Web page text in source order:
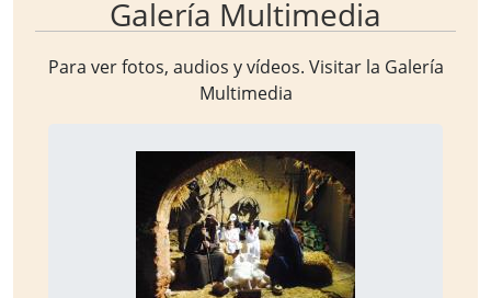
Galería Multimedia
Para ver fotos, audios y vídeos. Visitar la Galería
Multimedia